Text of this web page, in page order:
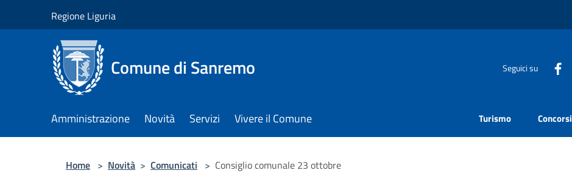
Regione Liguria
Comune di Sanremo Seguici su
Amministrazione Novità Servizi Vivere il Comune Turismo Concorsi
Home > Novità > Comunicati > Consiglio comunale 23 ottobre